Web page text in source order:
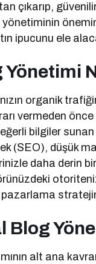
çıkarıp,
ipucunu ele
organik
vermeden
bilgiler
(SEO), düşük
daha derin
Blog
alt ana